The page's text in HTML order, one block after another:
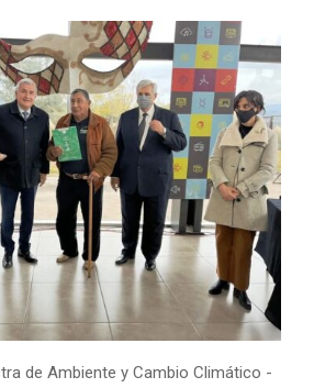
de Ambiente y Cambio Climático -